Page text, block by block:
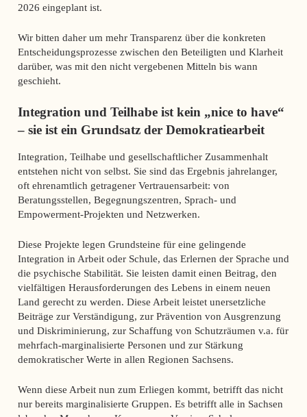
2026 eingeplant ist.
Wir bitten daher um mehr Transparenz über die konkreten
Entscheidungsprozesse zwischen den Beteiligten und Klarheit
darüber, was mit den nicht vergebenen Mitteln bis wann
geschieht.
Integration und Teilhabe ist kein „nice to have“
– sie ist ein Grundsatz der Demokratiearbeit
Integration, Teilhabe und gesellschaftlicher Zusammenhalt
entstehen nicht von selbst. Sie sind das Ergebnis jahrelanger,
oft ehrenamtlich getragener Vertrauensarbeit: von
Beratungsstellen, Begegnungszentren, Sprach- und
Empowerment-Projekten und Netzwerken.
Diese Projekte legen Grundsteine für eine gelingende
Integration in Arbeit oder Schule, das Erlernen der Sprache und
die psychische Stabilität. Sie leisten damit einen Beitrag, den
vielfältigen Herausforderungen des Lebens in einem neuen
Land gerecht zu werden. Diese Arbeit leistet unersetzliche
Beiträge zur Verständigung, zur Prävention von Ausgrenzung
und Diskriminierung, zur Schaffung von Schutzräumen v.a. für
mehrfach-marginalisierte Personen und zur Stärkung
demokratischer Werte in allen Regionen Sachsens.
Wenn diese Arbeit nun zum Erliegen kommt, betrifft das nicht
nur bereits marginalisierte Gruppen. Es betrifft alle in Sachsen